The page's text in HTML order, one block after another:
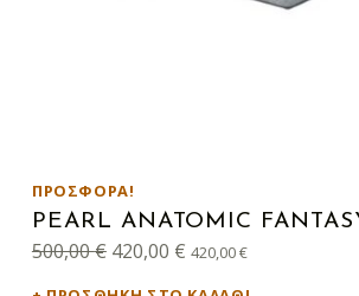
PEARL ANATOMIC
ΠΡΟΣΦΟΡΆ!
500,00€ Original price was: 500,00 €.
420,00 €Η τρέχουσα τιμή είναι: 420,00 €.
420,00€